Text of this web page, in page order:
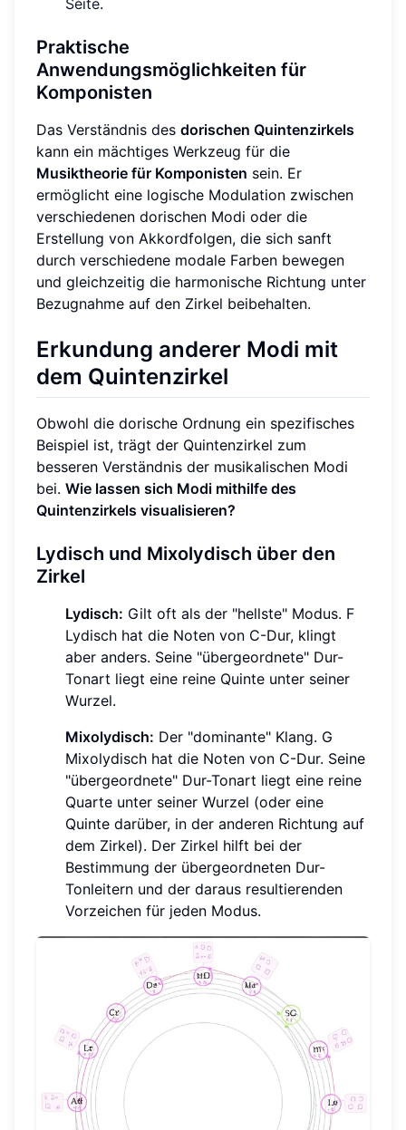
Seite.
Praktische
Anwendungsmöglichkeiten für
Komponisten
Das Verständnis des dorischen Quintenzirkels
kann ein mächtiges Werkzeug für die
Musiktheorie für Komponisten sein. Er
ermöglicht eine logische Modulation zwischen
verschiedenen dorischen Modi oder die
Erstellung von Akkordfolgen, die sich sanft
durch verschiedene modale Farben bewegen
und gleichzeitig die harmonische Richtung unter
Bezugnahme auf den Zirkel beibehalten.
Erkundung anderer Modi mit
dem Quintenzirkel
Obwohl die dorische Ordnung ein spezifisches
Beispiel ist, trägt der Quintenzirkel zum
besseren Verständnis der musikalischen Modi
bei. Wie lassen sich Modi mithilfe des
Quintenzirkels visualisieren?
Lydisch und Mixolydisch über den
Zirkel
Lydisch: Gilt oft als der "hellste" Modus. F
Lydisch hat die Noten von C-Dur, klingt
aber anders. Seine "übergeordnete" Dur-
Tonart liegt eine reine Quinte unter seiner
Wurzel.
Mixolydisch: Der "dominante" Klang. G
Mixolydisch hat die Noten von C-Dur. Seine
"übergeordnete" Dur-Tonart liegt eine reine
Quarte unter seiner Wurzel (oder eine
Quinte darüber, in der anderen Richtung auf
dem Zirkel). Der Zirkel hilft bei der
Bestimmung der übergeordneten Dur-
Tonleitern und der daraus resultierenden
Vorzeichen für jeden Modus.